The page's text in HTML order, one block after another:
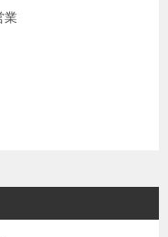
業